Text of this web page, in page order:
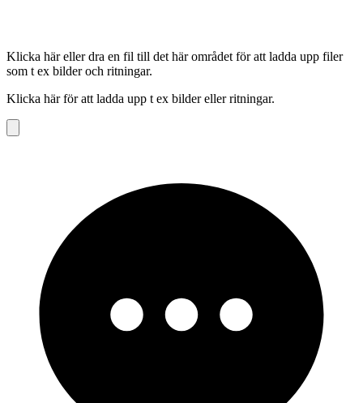
Klicka här eller dra en fil till det här området för att ladda upp filer
som t ex bilder och ritningar.
Klicka här för att ladda upp t ex bilder eller ritningar.